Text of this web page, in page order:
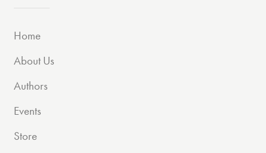
Home
About Us
Authors
Events
Store